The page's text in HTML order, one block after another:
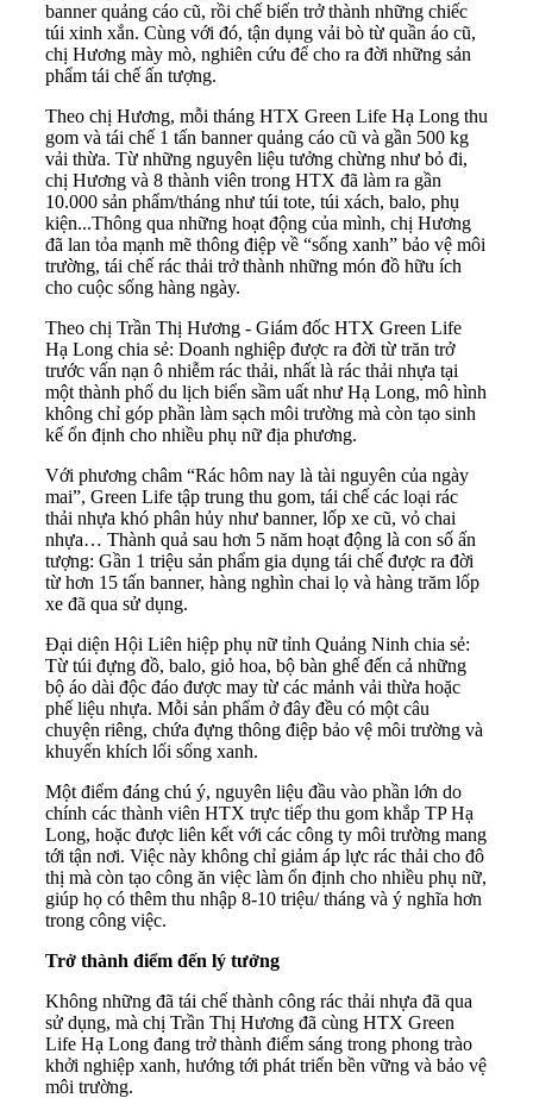
banner quảng cáo cũ, rồi chế biến trở thành những chiếc
túi xinh xắn. Cùng với đó, tận dụng vải bò từ quần áo cũ,
chị Hương mày mò, nghiên cứu để cho ra đời những sản
phẩm tái chế ấn tượng.
Theo chị Hương, mỗi tháng HTX Green Life Hạ Long thu
gom và tái chế 1 tấn banner quảng cáo cũ và gần 500 kg
vải thừa. Từ những nguyên liệu tưởng chừng như bỏ đi,
chị Hương và 8 thành viên trong HTX đã làm ra gần
10.000 sản phẩm/tháng như túi tote, túi xách, balo, phụ
kiện...Thông qua những hoạt động của mình, chị Hương
đã lan tỏa mạnh mẽ thông điệp về “sống xanh” bảo vệ môi
trường, tái chế rác thải trở thành những món đồ hữu ích
cho cuộc sống hàng ngày.
Theo chị Trần Thị Hương - Giám đốc HTX Green Life
Hạ Long chia sẻ: Doanh nghiệp được ra đời từ trăn trở
trước vấn nạn ô nhiễm rác thải, nhất là rác thải nhựa tại
một thành phố du lịch biển sầm uất như Hạ Long, mô hình
không chỉ góp phần làm sạch môi trường mà còn tạo sinh
kế ổn định cho nhiều phụ nữ địa phương.
Với phương châm “Rác hôm nay là tài nguyên của ngày
mai”, Green Life tập trung thu gom, tái chế các loại rác
thải nhựa khó phân hủy như banner, lốp xe cũ, vỏ chai
nhựa… Thành quả sau hơn 5 năm hoạt động là con số ấn
tượng: Gần 1 triệu sản phẩm gia dụng tái chế được ra đời
từ hơn 15 tấn banner, hàng nghìn chai lọ và hàng trăm lốp
xe đã qua sử dụng.
Đại diện Hội Liên hiệp phụ nữ tỉnh Quảng Ninh chia sẻ:
Từ túi đựng đồ, balo, giỏ hoa, bộ bàn ghế đến cả những
bộ áo dài độc đáo được may từ các mảnh vải thừa hoặc
phế liệu nhựa. Mỗi sản phẩm ở đây đều có một câu
chuyện riêng, chứa đựng thông điệp bảo vệ môi trường và
khuyến khích lối sống xanh.
Một điểm đáng chú ý, nguyên liệu đầu vào phần lớn do
chính các thành viên HTX trực tiếp thu gom khắp TP Hạ
Long, hoặc được liên kết với các công ty môi trường mang
tới tận nơi. Việc này không chỉ giảm áp lực rác thải cho đô
thị mà còn tạo công ăn việc làm ổn định cho nhiều phụ nữ,
giúp họ có thêm thu nhập 8-10 triệu/ tháng và ý nghĩa hơn
trong công việc.
Trở thành điểm đến lý tưởng
Không những đã tái chế thành công rác thải nhựa đã qua
sử dụng, mà chị Trần Thị Hương đã cùng HTX Green
Life Hạ Long đang trở thành điểm sáng trong phong trào
khởi nghiệp xanh, hướng tới phát triển bền vững và bảo vệ
môi trường.